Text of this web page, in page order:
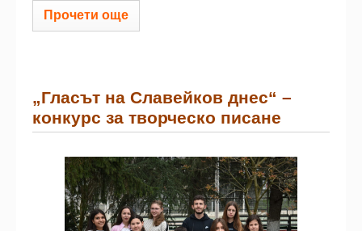
Прочети още
„Гласът на Славейков днес“ –
конкурс за творческо писане